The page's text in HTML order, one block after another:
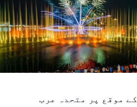
عید الاضحیٰ 2025 کے موقع پر متحدہ عرب